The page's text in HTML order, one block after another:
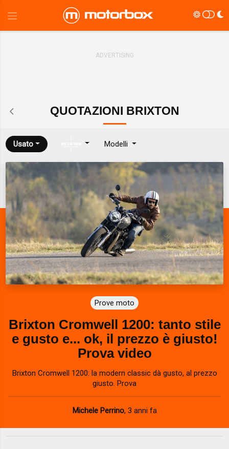
QUOTAZIONI BRIXTON
Usato Modelli
Prove moto
Brixton Cromwell 1200: tanto stile
e gusto e... ok, il prezzo è giusto!
Prova video
Brixton Cromwell 1200: la modern classic dà gusto, al prezzo
giusto. Prova
Michele Perrino, 3 anni fa